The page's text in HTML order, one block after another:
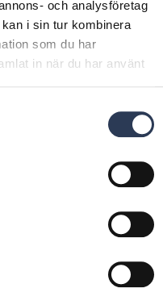
och analysföretag
i sin tur kombinera
som du har
in när du har använt
av EcoVadis, en
som
hållbarhetsarbete.
företaget bland
som utvärderats av
sida